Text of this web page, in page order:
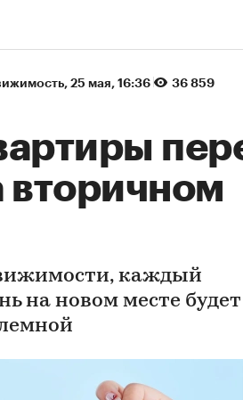
⁠, 25 мая, 16:36
36 859
вторичном
каждый
на новом месте будет